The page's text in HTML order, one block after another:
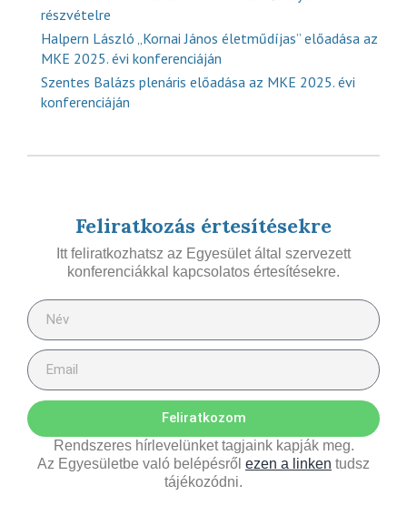
részvételre
Halpern László „Kornai János életműdíjas” előadása az
MKE 2025. évi konferenciáján
Szentes Balázs plenáris előadása az MKE 2025. évi
konferenciáján
Feliratkozás értesítésekre
Itt feliratkozhatsz az Egyesület által szervezett
konferenciákkal kapcsolatos értesítésekre.
Feliratkozom
Rendszeres hírlevelünket tagjaink kapják meg.
Az Egyesületbe való belépésről ezen a linken tudsz
tájékozódni.